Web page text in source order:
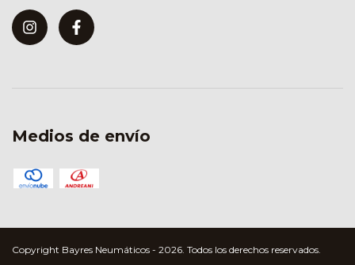
Medios de envío
Copyright Bayres Neumáticos - 2026. Todos los derechos reservados.